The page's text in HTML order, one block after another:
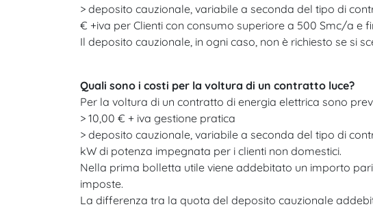
> deposito cauzionale, variabile a seconda del tipo di
€ +iva per Clienti con consumo superiore a 500 Smc/a
Il deposito cauzionale, in ogni caso, non è richiesto se si
Quali sono i costi per la voltura di un contratto luce?
Per la voltura di un contratto di energia elettrica sono
> 10,00 € + iva gestione pratica
> deposito cauzionale, variabile a seconda del tipo di
kW di potenza impegnata per i clienti non domestici.
Nella prima bolletta utile viene addebitato un importo
imposte.
La differenza tra la quota del deposito cauzionale